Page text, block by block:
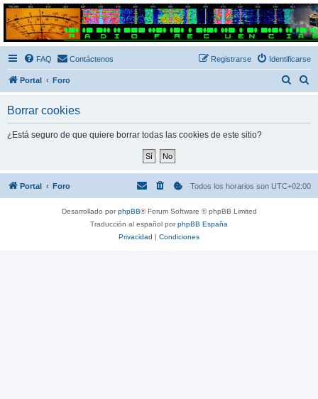
Radio Frecuencias
Foro de Radio Frecuencias
FAQ Contáctenos Identificarse
Registrarse
Portal Foro
Borrar cookies
¿Está seguro de que quiere borrar todas las cookies de este sitio?
Portal Foro Todos los horarios son UTC+02:00
Desarrollado porphpBB® Forum Software © phpBB Limited
Traducción al español porphpBB España
Privacidad | Condiciones